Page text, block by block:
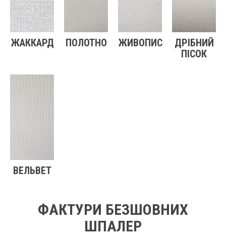
ЖАККАРД ПОЛОТНО ЖИВОПИС
ДРІБНИЙ
ПІСОК
ВЕЛЬВЕТ
ФАКТУРИ БЕЗШОВНИХ
ШПАЛЕР